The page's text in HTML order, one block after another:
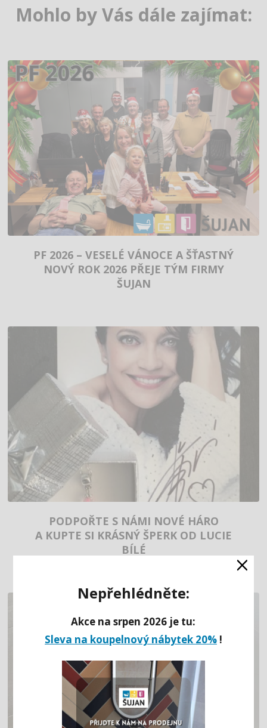
Mohlo by Vás dále zajímat:
PF 2026 – VESELÉ VÁNOCE A ŠŤASTNÝ
NOVÝ ROK 2026 PŘEJE TÝM FIRMY
ŠUJAN
PODPOŘTE S NÁMI NOVÉ HÁRO
A KUPTE SI KRÁSNÝ ŠPERK OD LUCIE
BÍLÉ
Nepřehlédněte:
Akce na srpen 2026 je tu:
Sleva na koupelnový nábytek 20%!
×